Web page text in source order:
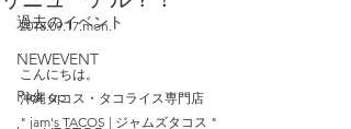
過去のイベント
NEWEVENT
Pick up
2018.09.17.mon.
.
こんにちは。
沖縄タコス・タコライス専門店
" jam's TACOS | ジャムズタコス "